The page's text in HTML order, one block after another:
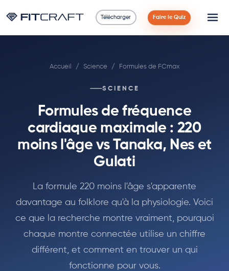
Télécharger Faire le Quiz
90 Jours
Exercices
Calculatrices
Accueil / Science / Formules de FCmax
SCIENCE
Formules de fréquence
cardiaque maximale : 220
moins l'âge vs Tanaka, Nes et
Gulati
La formule 220 moins l'âge s'apparente
davantage au folklore qu'à la physiologie. Voici
ce que la recherche montre vraiment, pourquoi
chaque montre connectée utilise un chiffre
différent, et comment en trouver un qui
fonctionne pour vous.